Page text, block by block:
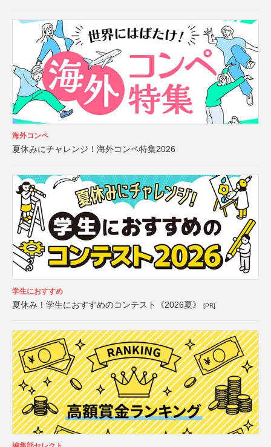
海外コンペ
夏休みにチャレンジ！海外コンペ特集2026
学生におすすめ
夏休み！学生におすすめのコンテスト《2026夏》 [PR]